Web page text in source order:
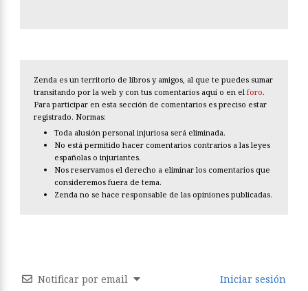
Zenda es un territorio de libros y amigos, al que te puedes sumar
transitando por la web y con tus comentarios aquí o en el foro.
Para participar en esta sección de comentarios es preciso estar
registrado. Normas:
Toda alusión personal injuriosa será eliminada.
No está permitido hacer comentarios contrarios a las leyes
españolas o injuriantes.
Nos reservamos el derecho a eliminar los comentarios que
consideremos fuera de tema.
Zenda no se hace responsable de las opiniones publicadas.
Notificar por email Iniciar sesión